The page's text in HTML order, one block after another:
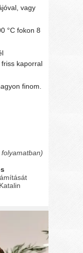
vagy
°C fokon 8
kaporral
finom.